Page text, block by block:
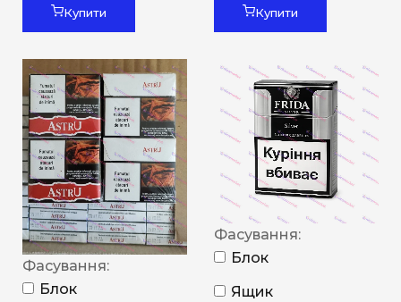
Купити Купити
Фасування:
Блок
Фасування:
Блок
Ящик